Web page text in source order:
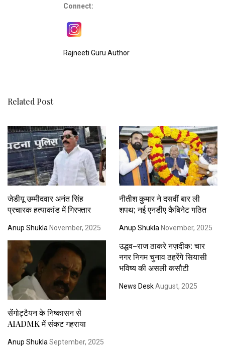
Connect:
Rajneeti Guru Author
Related Post
जेडीयू उम्मीदवार अनंत सिंह
प्रचारक हत्याकांड में गिरफ्तार
Anup Shukla November, 2025
नीतीश कुमार ने दसवीं बार ली
शपथ; नई एनडीए कैबिनेट गठित
Anup Shukla November, 2025
सेंगोट्टैयन के निष्कासन से
AIADMK में संकट गहराया
Anup Shukla September, 2025
उद्धव–राज ठाकरे नज़दीक: चार
नगर निगम चुनाव ठहरेंगे सियासी
भविष्य की असली कसौटी
News DeskAugust, 2025